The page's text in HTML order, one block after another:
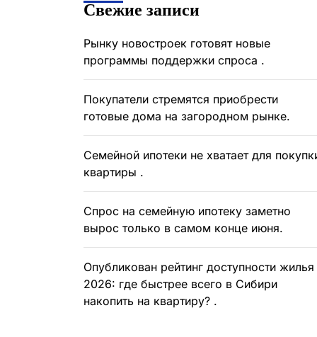
Свежие записи
Рынку новостроек готовят новые
программы поддержки спроса .
Покупатели стремятся приобрести
готовые дома на загородном рынке.
Семейной ипотеки не хватает для
квартиры .
Спрос на семейную ипотеку заметно
вырос только в самом конце июня.
Опубликован рейтинг доступности жилья
2026: где быстрее всего в Сибири
накопить на квартиру? .